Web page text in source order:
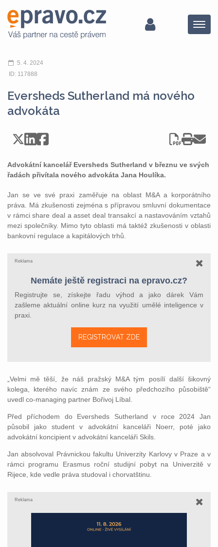
Menu
5. 4. 2024
ID: 117888
Eversheds Sutherland má nového
advokáta
Advokátní kancelář Eversheds Sutherland v březnu ve svých
řadách přivítala nového advokáta Jana Houlíka.
Jan se ve své praxi zaměřuje na oblast M&A a korporátního
práva. Má zkušenosti zejména s přípravou smluvní dokumentace
v rámci share deal a asset deal transakcí a nastavováním vztahů
mezi společníky. Mimo tyto oblasti má taktéž zkušenosti v oblasti
bankovní regulace a kapitálových trhů.
Reklama
Nemáte ještě registraci na epravo.cz?
Registrujte se, získejte řadu výhod a jako dárek Vám
zašleme aktuální online kurz na využití umělé inteligence v
praxi.
REGISTROVAT ZDE
„Velmi mě těší, že náš pražský M&A tým posílí další šikovný
kolega, kterého navíc znám ze svého předchozího působiště“
uvedl co-managing partner Bořivoj Líbal.
Před příchodem do Eversheds Sutherland v roce 2024 Jan
působil jako student v advokátní kanceláři Noerr, poté jako
advokátní koncipient v advokátní kanceláři Skils.
Jan absolvoval Právnickou fakultu Univerzity Karlovy v Praze a v
rámci programu Erasmus roční studijní pobyt na Univerzitě v
Rijece, kde vedle práva studoval i chorvatštinu.
Reklama